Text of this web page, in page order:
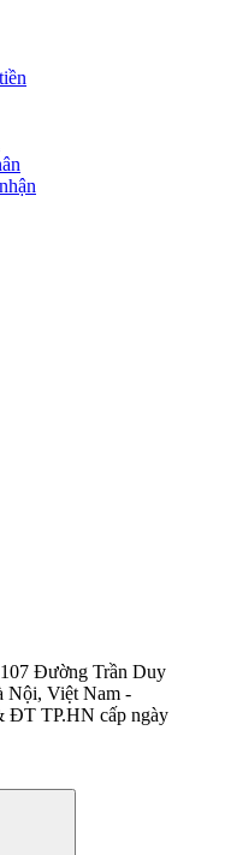
Đường Trần Duy
Nội, Việt Nam -
ĐT TP.HN cấp ngày